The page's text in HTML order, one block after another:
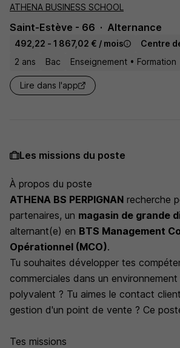
ATHENA BUSINESS SCHOOL
Saint-Estève - 66 Alternance
492,22 - 1 867,02 € / mois
Centre
2 ans
Bac Enseignement • Formation
Lire dans l'app
Les missions du poste
À propos du poste
ATHENA BS PERPIGNAN recherche
partenaires, un magasin de grande
alternant(e) en BTS Management
Opérationnel (MCO).
Tu souhaites développer tes
commerciales dans un
polyvalent ? Tu aimes le contact
gestion d'un point de vente ? Ce
Tes missions